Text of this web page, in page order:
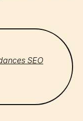
SEO